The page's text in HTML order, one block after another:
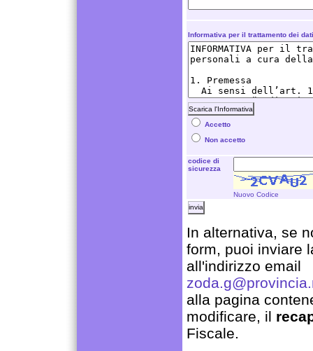
Informativa per il trattamento dei
Scarica l'Informativa
Accetto
Non accetto
codice di
sicurezza
Nuovo Codice
In alternativa, se
form, puoi inviare
all'indirizzo email
alla pagina
modificare, il
Fiscale.